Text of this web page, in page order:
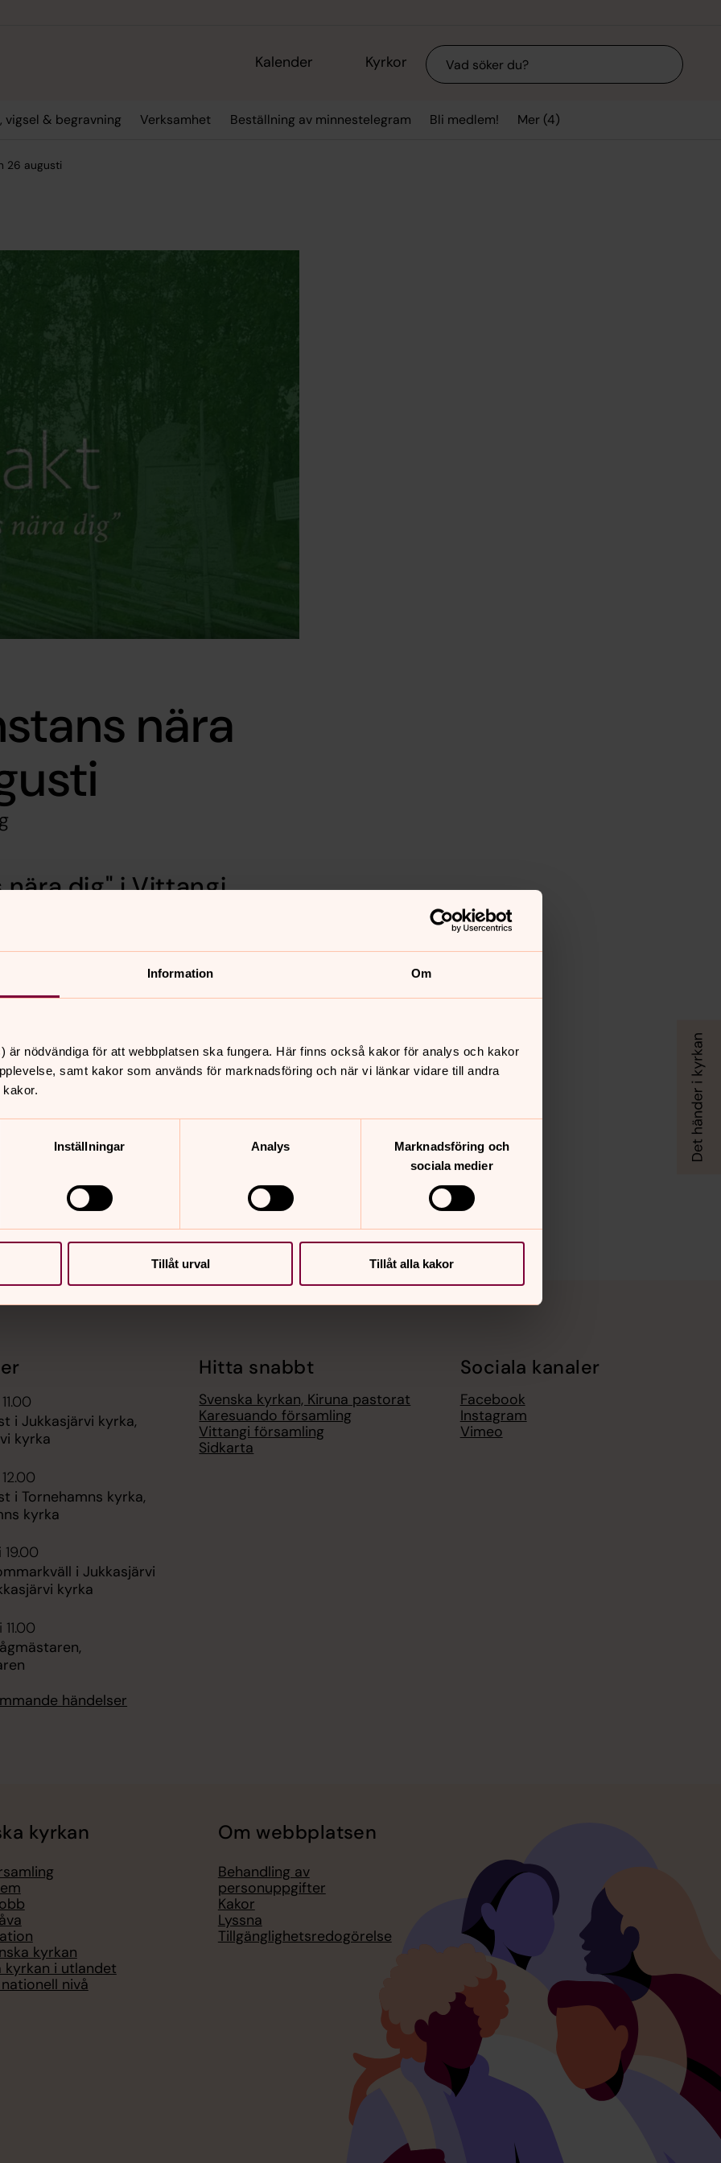
Information Om
är nödvändiga för att webbplatsen ska fungera. Här finns också kakor för analys och kakor
samt kakor som används för marknadsföring och när vi länkar vidare till andra
Inställningar Analys
Marknadsföring och
sociala medier
Tillåt urval Tillåt alla kakor
Kalender Kyrkor Sök
vigsel & begravning Verksamhet Beställning av minnestelegram Bli medlem! Mer (4)
26 augusti
nära
nära dig" i Vittangi
inte är öppna spelar vi in ett antal
kanaler.
boner
i Jukkasjärvi kyrka,
kyrka
i Tornehamns kyrka,
kyrka
19.00
i Jukkasjärvi
kyrka
händelser
Hitta snabbt
Svenska kyrkan, Kiruna pastorat
Karesuando församling
Vittangi församling
Sidkarta
Sociala kanaler
Facebook
Instagram
Vimeo
kyrkan
kyrkan
kyrkan i utlandet
nivå
Om webbplatsen
Behandling av
personuppgifter
Kakor
Lyssna
Tillgänglighetsredogörelse